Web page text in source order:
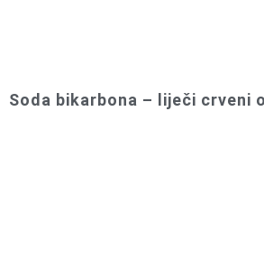
Soda bikarbona – liječi crveni